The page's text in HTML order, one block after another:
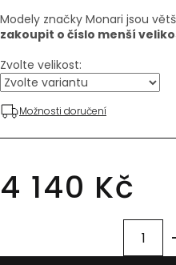
4 140 Kč
Zvolte velikost:
Možnosti doručení
Modely značky Monari jsou
zakoupit o číslo menší